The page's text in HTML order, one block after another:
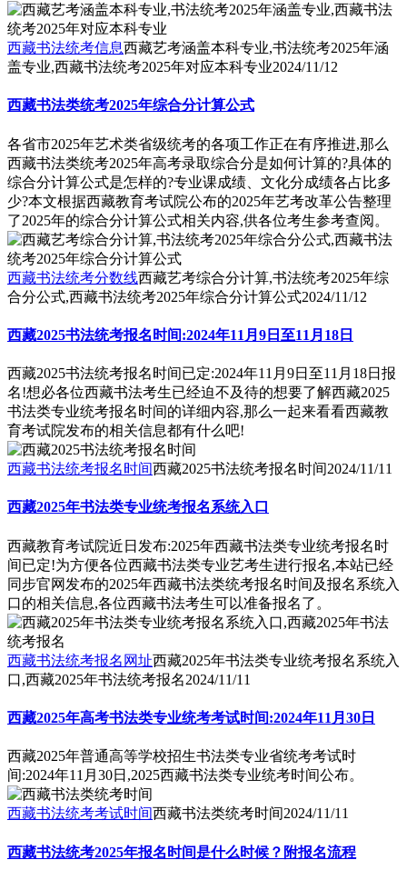
西藏书法统考信息西藏艺考涵盖本科专业,书法统考2025年涵
盖专业,西藏书法统考2025年对应本科专业2024/11/12
西藏书法类统考2025年综合分计算公式
各省市2025年艺术类省级统考的各项工作正在有序推进,那么
西藏书法类统考2025年高考录取综合分是如何计算的?具体的
综合分计算公式是怎样的?专业课成绩、文化分成绩各占比多
少?本文根据西藏教育考试院公布的2025年艺考改革公告整理
了2025年的综合分计算公式相关内容,供各位考生参考查阅。
西藏书法统考分数线西藏艺考综合分计算,书法统考2025年综
合分公式,西藏书法统考2025年综合分计算公式2024/11/12
西藏2025书法统考报名时间:2024年11月9日至11月18日
西藏2025书法统考报名时间已定:2024年11月9日至11月18日报
名!想必各位西藏书法考生已经迫不及待的想要了解西藏2025
书法类专业统考报名时间的详细内容,那么一起来看看西藏教
育考试院发布的相关信息都有什么吧!
西藏书法统考报名时间西藏2025书法统考报名时间2024/11/11
西藏2025年书法类专业统考报名系统入口
西藏教育考试院近日发布:2025年西藏书法类专业统考报名时
间已定!为方便各位西藏书法类专业艺考生进行报名,本站已经
同步官网发布的2025年西藏书法类统考报名时间及报名系统入
口的相关信息,各位西藏书法考生可以准备报名了。
西藏书法统考报名网址西藏2025年书法类专业统考报名系统入
口,西藏2025年书法统考报名2024/11/11
西藏2025年高考书法类专业统考考试时间:2024年11月30日
西藏2025年普通高等学校招生书法类专业省统考考试时
间:2024年11月30日,2025西藏书法类专业统考时间公布。
西藏书法统考考试时间西藏书法类统考时间2024/11/11
西藏书法统考2025年报名时间是什么时候？附报名流程